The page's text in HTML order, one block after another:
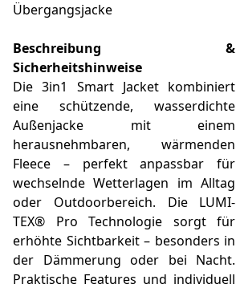
Übergangsjacke
Beschreibung &
Sicherheitshinweise
Die 3in1 Smart Jacket kombiniert
eine schützende, wasserdichte
Außenjacke mit einem
herausnehmbaren, wärmenden
Fleece – perfekt anpassbar für
wechselnde Wetterlagen im Alltag
oder Outdoorbereich. Die LUMI-
TEX® Pro Technologie sorgt für
erhöhte Sichtbarkeit – besonders in
der Dämmerung oder bei Nacht.
Praktische Features und individuell